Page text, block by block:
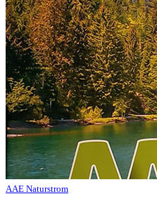
AAE Naturstrom